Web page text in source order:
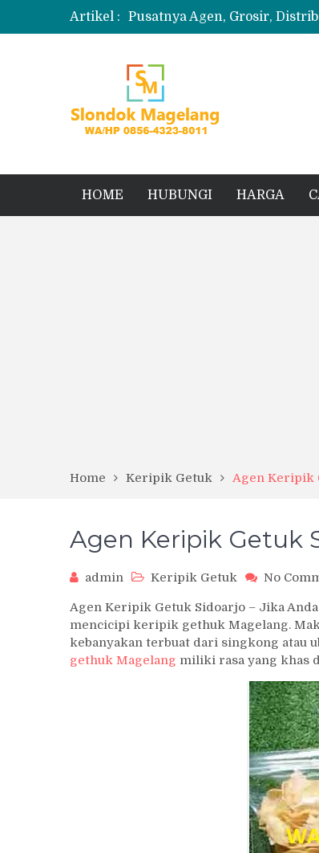
Artikel :
Pusatnya Agen, Grosir,
Produksi Slondok
Jual Puyur Koin Mentah 1 Ball
Jual Pasir Merapi Terdekat
HOME HUBUNGI HARGA
Home Keripik Getuk Agen Keripik
Agen Keripik Getuk
admin Keripik Getuk No
Agen Keripik Getuk Sidoarjo – Jika
mencicipi keripik gethuk Magelang.
kebanyakan terbuat dari singkong atau
gethuk Magelang miliki rasa yang khas